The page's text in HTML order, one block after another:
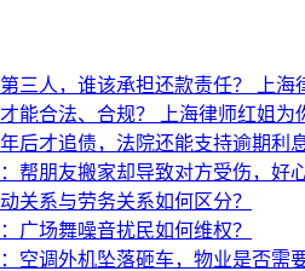
三人，谁该承担还款责任？
上
能合法、合规？
上海律师红姐为
后才追债，法院还能支持逾期利息
帮朋友搬家却导致对方受伤，好
关系与劳务关系如何区分？
广场舞噪音扰民如何维权？
空调外机坠落砸车，物业是否需